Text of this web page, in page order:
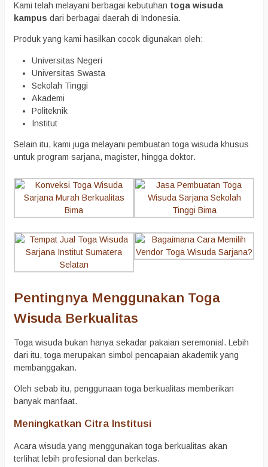
Kami telah melayani berbagai kebutuhan toga wisuda
kampus dari berbagai daerah di Indonesia.
Produk yang kami hasilkan cocok digunakan oleh:
Universitas Negeri
Universitas Swasta
Sekolah Tinggi
Akademi
Politeknik
Institut
Selain itu, kami juga melayani pembuatan toga wisuda khusus
untuk program sarjana, magister, hingga doktor.
Pentingnya Menggunakan Toga
Wisuda Berkualitas
Toga wisuda bukan hanya sekadar pakaian seremonial. Lebih
dari itu, toga merupakan simbol pencapaian akademik yang
membanggakan.
Oleh sebab itu, penggunaan toga berkualitas memberikan
banyak manfaat.
Meningkatkan Citra Institusi
Acara wisuda yang menggunakan toga berkualitas akan
terlihat lebih profesional dan berkelas.